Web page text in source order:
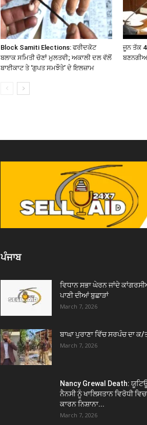
Block Samiti Elections: ਫਰੀਦਕੋਟ
ਬਲਾਕ ਸਮਿਤੀ ਚੋਣਾਂ ਮੁਲਤਵੀ; ਅਕਾਲੀ ਦਲ ਵੱਲੋਂ
ਬਾਈਕਾਟ ਤੇ ‘ਗੁਪਤ ਸਮਝੌਤੇ’ ਦੇ ਇਲਜ਼ਾਮ
ਜੂਨ ਤੱਕ
ਪੰਜਾਬ
ਵਿਧਾਨ ਸਭਾ ਘੇਰਨ ਜਾਂਦੇ
ਪਾਣੀ ਦੀਆਂ ਬੁਛਾੜਾਂ
March 7, 2026
ਬਾਘਾ ਪੁਰਾਣਾ ਵਿੱਚ ਸਰਪੰਚ ਦਾ
March 7, 2026
Nancy Grewal Death:
ਨੈਨਸੀ ਨੂੰ ਖਾਲਿਸਤਾਨ ਵਿਰੋਧੀ
ਕਾਰਨ ਨਿਸ਼ਾਨਾ...
March 7, 2026